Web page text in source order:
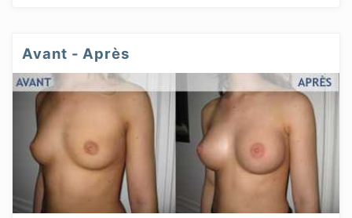
Avant - Après